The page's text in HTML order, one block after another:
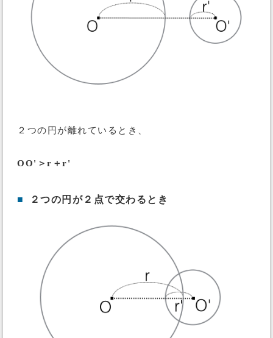
２つの円が離れているとき、
OO'＞r＋r'
■ ２つの円が２点で交わるとき